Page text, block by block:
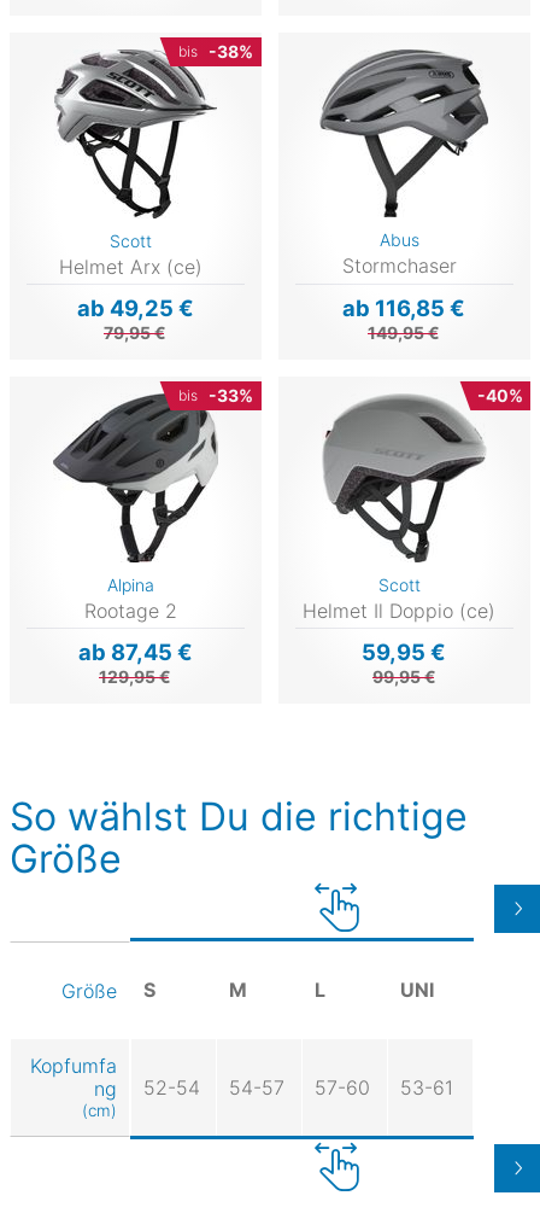
bis -38%
Scott
Helmet Arx (ce)
ab 49,25 €
79,95 €
Abus
Stormchaser
ab 116,85 €
149,95 €
bis -33%
Alpina
Rootage 2
ab 87,45 €
129,95 €
-40%
Scott
Helmet Il Doppio (ce)
59,95 €
99,95 €
So wählst Du die richtige
Größe
Größe S M L UNI
Kopfumfa
ng
(cm)
52-54 54-57 57-60 53-61